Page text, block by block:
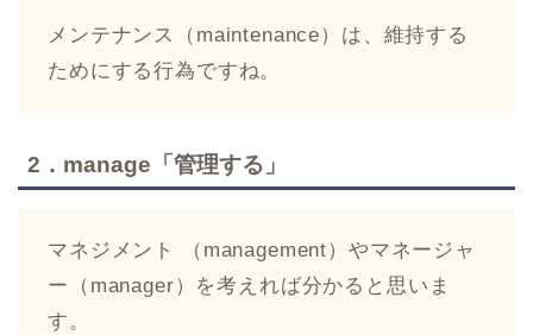
メンテナンス（maintenance）は、維持する
ためにする行為ですね。
2．manage「管理する」
マネジメント （management）やマネージャ
ー（manager）を考えれば分かると思いま
す。